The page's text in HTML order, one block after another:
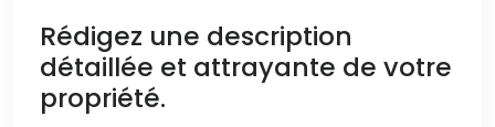
Rédigez une description
détaillée et attrayante de votre
propriété.